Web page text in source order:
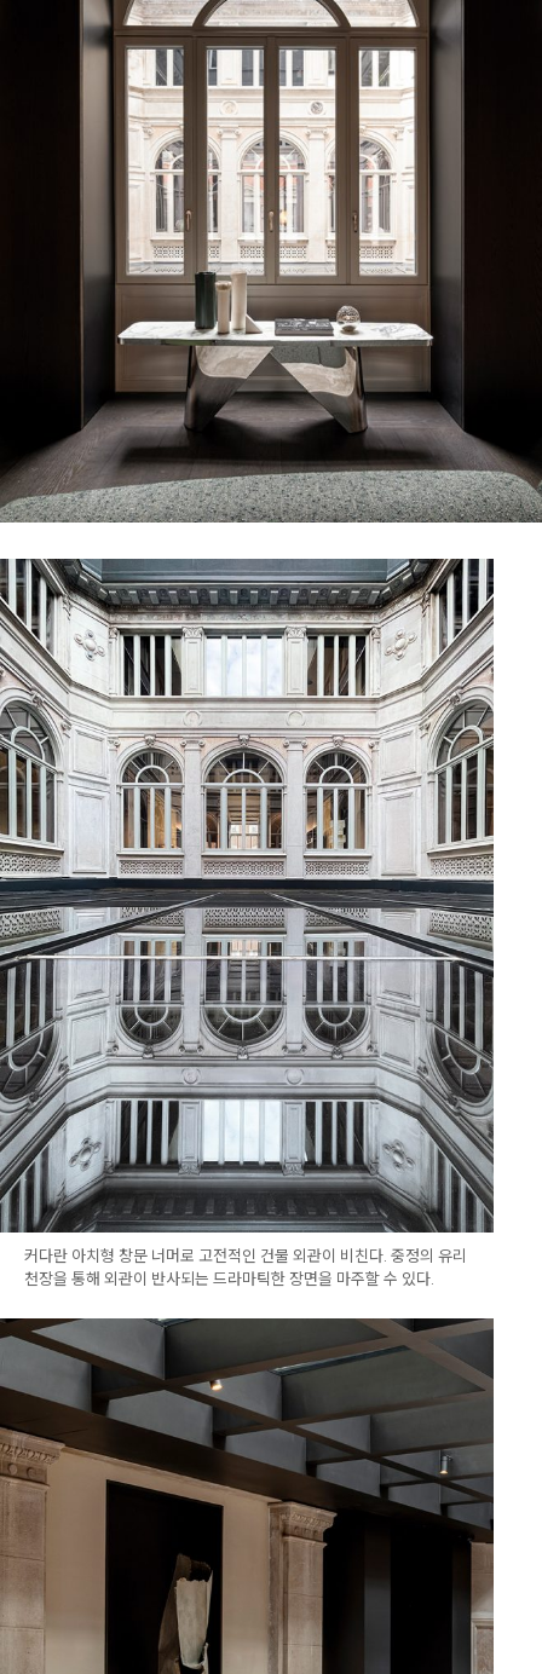
커다란 아치형 창문 너머로 고전적인 건물 외관이 비친다. 중정의 유리
천장을 통해 외관이 반사되는 드라마틱한 장면을 마주할 수 있다.